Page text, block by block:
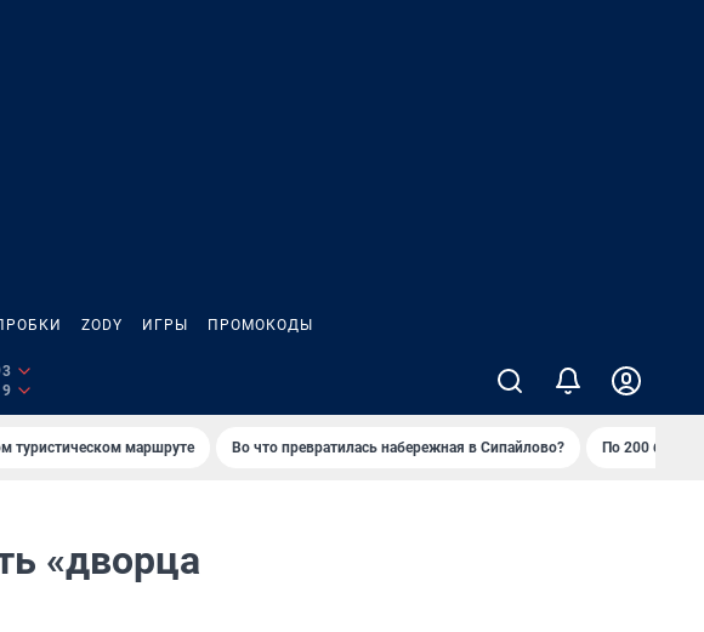
ZODY ИГРЫ ПРОМОКОДЫ
туристическом маршруте Во что превратилась набережная в Сипайлово? По 200
«дворца